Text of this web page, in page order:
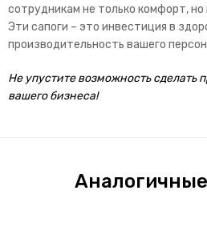
сотрудникам не только комфорт, но
Эти сапоги – это инвестиция в
производительность вашего
Не упустите возможность сделать
вашего бизнеса!